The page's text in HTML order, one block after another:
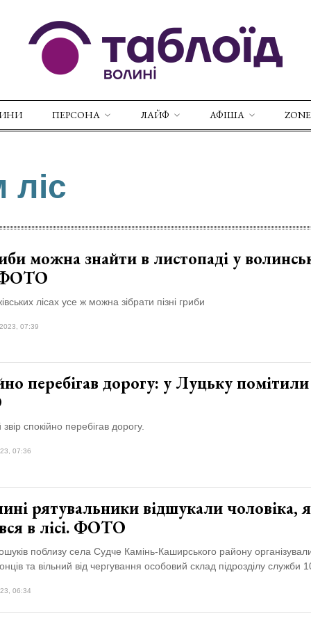
ПЕРСОНА ЛАЙФ АФІША
ліс
можна знайти в листопаді у
ФОТО
лісах усе ж можна зібрати пізні гриби
07:39
перебігав дорогу: у Луцьку
спокійно перебігав дорогу.
07:36
рятувальники відшукали чоловіка,
в лісі. ФОТО
поблизу села Судче Камінь-Каширського району
та вільний від чергування особовий склад підрозділу служби
06:34